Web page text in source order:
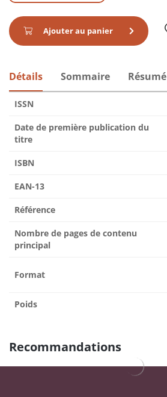
Ajouter au panier
Détails Sommaire Résumé
ISSN
Date de première publication du
titre
ISBN
EAN-13
Référence
Nombre de pages de contenu
principal
Format
Poids
Recommandations